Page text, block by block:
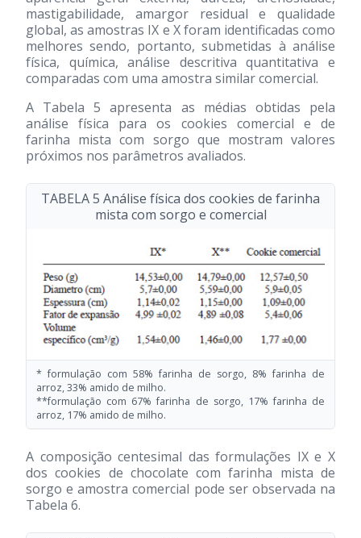
mastigabilidade, amargor residual e qualidade
global, as amostras IX e X foram identificadas como
melhores sendo, portanto, submetidas à análise
física, química, análise descritiva quantitativa e
comparadas com uma amostra similar comercial.
A Tabela 5 apresenta as médias obtidas pela
análise física para os cookies comercial e de
farinha mista com sorgo que mostram valores
próximos nos parâmetros avaliados.
TABELA 5 Análise física dos cookies de farinha
mista com sorgo e comercial
* formulação com 58% farinha de sorgo, 8% farinha de
arroz, 33% amido de milho.
**formulação com 67% farinha de sorgo, 17% farinha de
arroz, 17% amido de milho.
A composição centesimal das formulações IX e X
dos cookies de chocolate com farinha mista de
sorgo e amostra comercial pode ser observada na
Tabela 6.